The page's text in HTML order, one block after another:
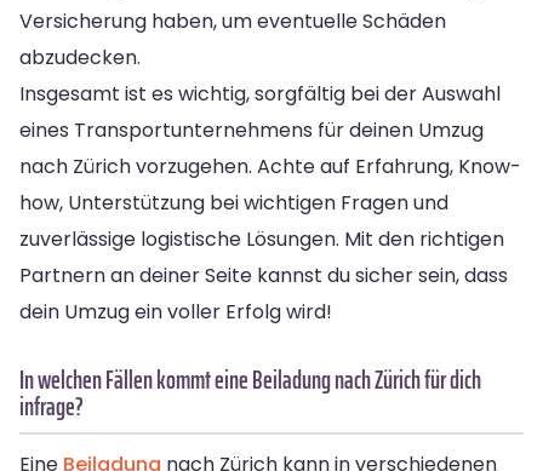
Versicherung haben, um eventuelle Schäden
abzudecken.
Insgesamt ist es wichtig, sorgfältig bei der Auswahl
eines Transportunternehmens für deinen Umzug
nach Zürich vorzugehen. Achte auf Erfahrung, Know-
how, Unterstützung bei wichtigen Fragen und
zuverlässige logistische Lösungen. Mit den richtigen
Partnern an deiner Seite kannst du sicher sein, dass
dein Umzug ein voller Erfolg wird!
In welchen Fällen kommt eine Beiladung nach Zürich für dich
infrage?
Eine Beiladung nach Zürich kann in verschiedenen